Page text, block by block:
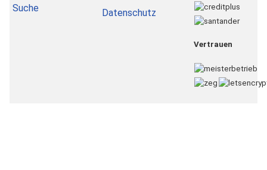
Suche
Datenschutz
Vertrauen